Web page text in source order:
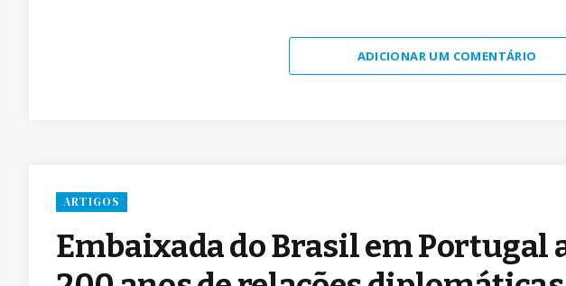
ADICIONAR UM COMENTÁRIO
ARTIGOS
Embaixada do Brasil em Portugal